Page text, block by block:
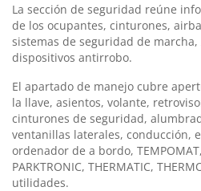
La sección de seguridad reúne
de los ocupantes, cinturones,
sistemas de seguridad de marcha,
dispositivos antirrobo.
El apartado de manejo cubre
la llave, asientos, volante,
cinturones de seguridad,
ventanillas laterales, conducción,
ordenador de a bordo, TEMPOMAT,
PARKTRONIC, THERMATIC,
utilidades.